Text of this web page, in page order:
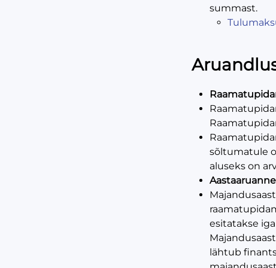
summast.
sõltumatule
aluseks on
Aastaaruanne
esitatakse
lähtub